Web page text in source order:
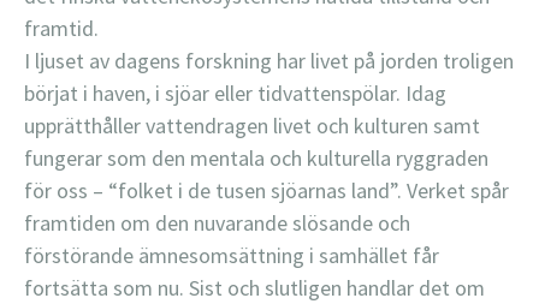
framtid.
I ljuset av dagens forskning har livet på jorden troligen
börjat i haven, i sjöar eller tidvattenspölar. Idag
upprätthåller vattendragen livet och kulturen samt
fungerar som den mentala och kulturella ryggraden
för oss – “folket i de tusen sjöarnas land”. Verket spår
framtiden om den nuvarande slösande och
förstörande ämnesomsättning i samhället får
fortsätta som nu. Sist och slutligen handlar det om